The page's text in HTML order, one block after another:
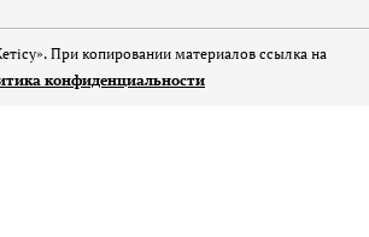
При копировании материалов ссылка на
конфиденциальности